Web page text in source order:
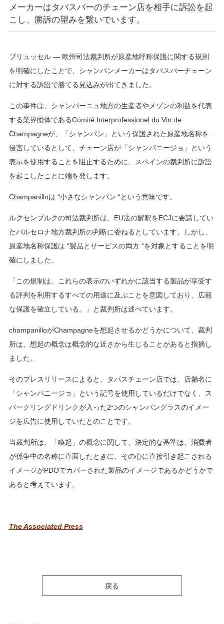
メーカーはタパスバーのチェーン店を相手に訴訟を起
こし、勝訴の望みを繋いでいます。
ブリュッセル — 欧州司法裁判所が原産地呼称保護に関する規則
を明確にしたことで、シャンパンメーカーはタパスバーチェーン
に対する訴訟で勝てる見込みが出てきました。
この事件は、シャンパーニュ地方の生産者やメゾンの利益を代表
する業界団体であるComité Interprofessionel du Vin de
Champagneが、「シャンパン」という保護された原産地名称を
侵害しているとして、チェーン店が「シャンパニージョ」という
表示を使用することを阻止するために、スペインの裁判所に訴訟
を起こしたことに端を発します。
Champanilloは “小さなシャンパン “という意味です。
ルクセンブルクの司法裁判所は、EU法の解釈をECJに要請してい
たバルセロナ地方裁判所の判断に委ねるとしています。しかし、
原産地名称保護は “製品とサービスの両方 “を対象とすることを明
確にしました。
「この規制は、これらの表示のいずれかに該当する製品が享受す
る評判を利用するすべての用途に及ぶことを意図しており、広範
な保護を確立している。」と裁判所は述べています。
champanilloがChampagneを想起させるかどうかについて、裁判
所は、想起の概念は概念的な近さから生じることがあると指摘し
ました。
そのプレスリリースによると、タパスチェーン店では、店舗名に
「シャンパニージョ」という記号を使用しているだけでなく、ス
パークリングドリンクが入った2つのシャンパングラスのイメー
ジを広告に使用していたとのことです。
当裁判所は、「喚起」の概念に関して、決定的な基準は、消費者
が係争中の名称に直面したときに、その心に直接引き起こされる
イメージがPDOでカバーされた製品のイメージであるかどうかで
あると考えています。
The Associated Press
戻る